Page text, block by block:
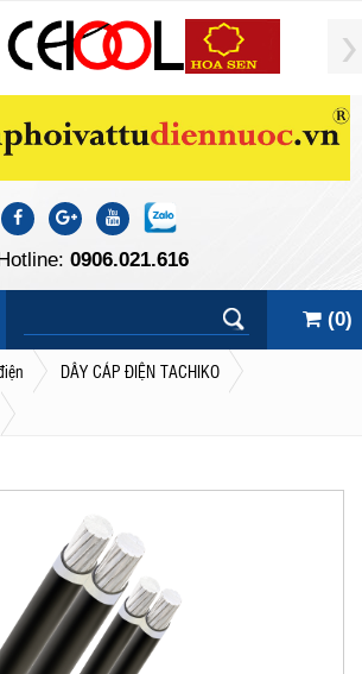
0906.021.616
(0)
DÂY CÁP ĐIỆN TACHIKO